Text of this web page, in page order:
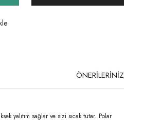
ÖNERİLERİNİZ
yalıtım sağlar ve sizi sıcak tutar. Polar